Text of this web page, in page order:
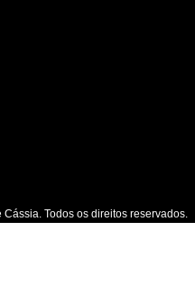
Todos os direitos reservados.